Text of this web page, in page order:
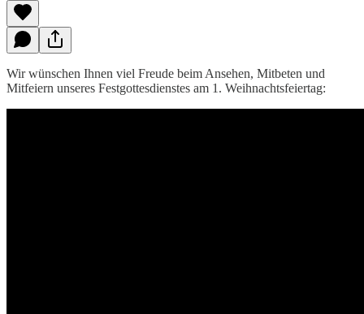
Wir wünschen Ihnen viel Freude beim Ansehen, Mitbeten und
Mitfeiern unseres Festgottesdienstes am 1. Weihnachtsfeiertag: